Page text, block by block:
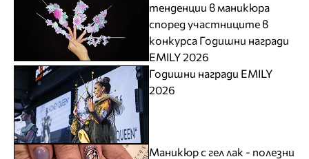
тенденции в маникюра
според участниците в
конкурса Годишни награди
EMILY 2026
Годишни награди EMILY
2026
Маникюр с гел лак - полезни